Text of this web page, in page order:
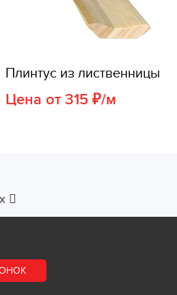
Плинтус из лиственницы
Цена от 315 ₽/м